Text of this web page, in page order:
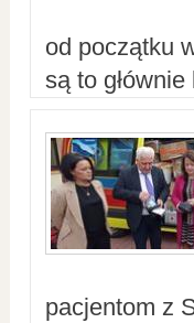
od początku
są to
pacjentom z